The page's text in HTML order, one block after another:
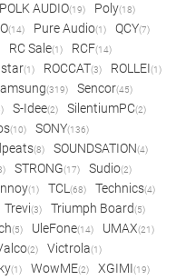
POLK AUDIO(19) Poly(18)
(14) Pure Audio(1) QCY(7)
RC Sale(1) RCF(14)
(1) ROCCAT(3) ROLLEI(1)
(319) Sencor(45)
S-Idee(2) SilentiumPC(2)
(10) SONY(136)
(8) SOUNDSATION(4)
STRONG(17) Sudio(2)
(1) TCL (68) Technics(4)
Trevi(3) Triumph Board(5)
(5) UleFone(14) UMAX(21)
(2) Victrola(1)
(1) WowME(2) XGIMI(19)